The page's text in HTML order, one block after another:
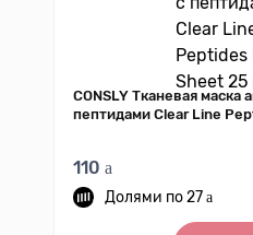
CONSLY Тканевая маска
пептидами Clear Line
110
27